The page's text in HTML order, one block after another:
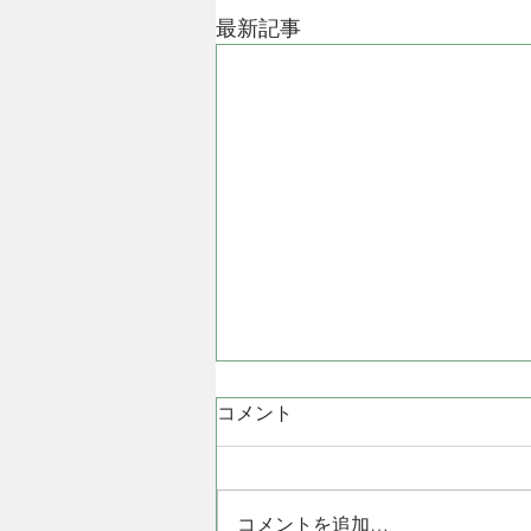
最新記事
コメント
コメントを追加…